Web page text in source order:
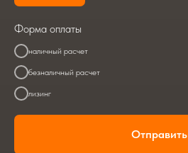
Форма оплаты
наличный расчет
безналичный расчет
лизинг
Отправить